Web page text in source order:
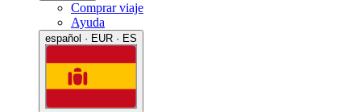
Comprar viaje
Ayuda
español · EUR · ES